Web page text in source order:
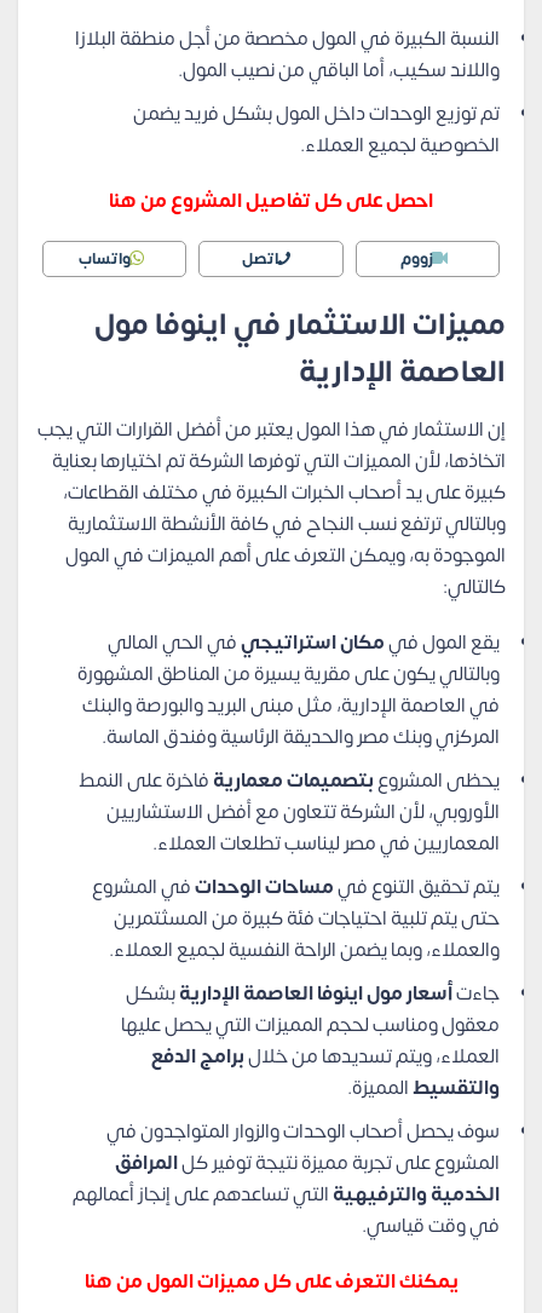
النسبة الكبيرة في المول مخصصة من أجل منطقة البلازا
واللاند سكيب، أما الباقي من نصيب المول.
تم توزيع الوحدات داخل المول بشكل فريد يضمن
الخصوصية لجميع العملاء.
احصل على كل تفاصيل المشروع من هنا
زووم اتصل واتساب
مميزات الاستثمار في اينوفا مول
العاصمة الإدارية
إن الاستثمار في هذا المول يعتبر من أفضل القرارات التي يجب
اتخاذها، لأن المميزات التي توفرها الشركة تم اختيارها بعناية
كبيرة على يد أصحاب الخبرات الكبيرة في مختلف القطاعات،
وبالتالي ترتفع نسب النجاح في كافة الأنشطة الاستثمارية
الموجودة به، ويمكن التعرف على أهم الميمزات في المول
كالتالي:
يقع المول فيمكان استراتيجيفي الحي المالي
وبالتالي يكون على مقرية يسيرة من المناطق المشهورة
في العاصمة الإدارية، مثل مبنى البريد والبورصة والبنك
المركزي وبنك مصر والحديقة الرئاسية وفندق الماسة.
يحظى المشروعبتصميمات معماريةفاخرة على النمط
الأوروبي، لأن الشركة تتعاون مع أفضل الاستشاريين
المعماريين في مصر ليناسب تطلعات العملاء.
يتم تحقيق التنوع فيمساحات الوحداتفي المشروع
حتى يتم تلبية احتياجات فئة كبيرة من المسثتمرين
والعملاء، وبما يضمن الراحة النفسية لجميع العملاء.
جاءتأسعار مول اينوفا العاصمة الإداريةبشكل
معقول ومناسب لحجم المميزات التي يحصل عليها
العملاء، ويتم تسديدها من خلالبرامج الدفع
والتقسيطالمميزة.
سوف يحصل أصحاب الوحدات والزوار المتواجدون في
المشروع على تجربة مميزة نتيجة توفير كلالمرافق
الخدمية والترفيهيةالتي تساعدهم على إنجاز أعمالهم
في وقت قياسي.
يمكنك التعرف على كل مميزات المول من هنا